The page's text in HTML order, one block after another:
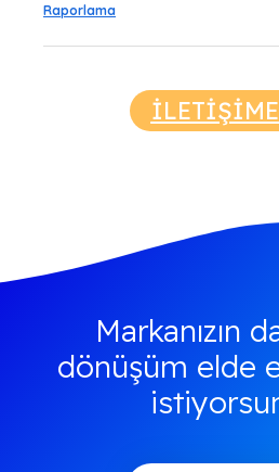
Raporlama
İLETİŞİME
Markanızın
dönüşüm elde